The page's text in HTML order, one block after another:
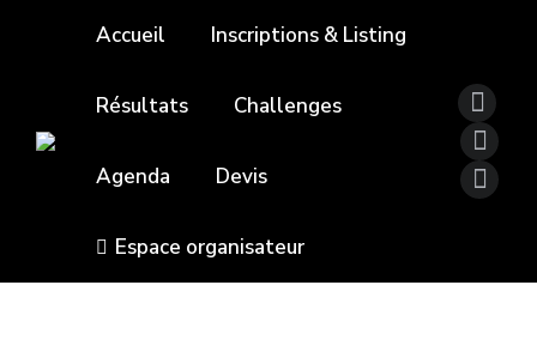
Accueil Inscriptions & Listing
Résultats Challenges
Agenda Devis
Espace organisateur